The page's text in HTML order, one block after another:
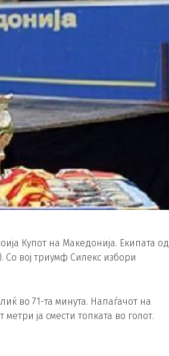
Купот на Македонија. Екипата од
Со вој триумф Силекс избори
во 71-та минута. Напаѓачот на
ја смести топката во голот.